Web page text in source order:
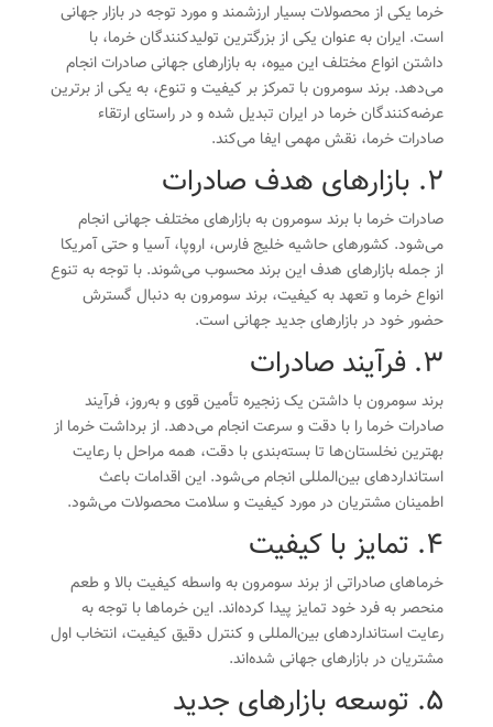
خرما یکی از محصولات بسیار ارزشمند و مورد توجه در بازار جهانی
است. ایران به عنوان یکی از بزرگترین تولیدکنندگان خرما، با
داشتن انواع مختلف این میوه، به بازارهای جهانی صادرات انجام
می‌دهد. برند سومرون با تمرکز بر کیفیت و تنوع، به یکی از برترین
عرضه‌کنندگان خرما در ایران تبدیل شده و در راستای ارتقاء
صادرات خرما، نقش مهمی ایفا می‌کند.
2. بازارهای هدف صادرات
صادرات خرما با برند سومرون به بازارهای مختلف جهانی انجام
می‌شود. کشورهای حاشیه خلیج فارس، اروپا، آسیا و حتی آمریکا
از جمله بازارهای هدف این برند محسوب می‌شوند. با توجه به تنوع
انواع خرما و تعهد به کیفیت، برند سومرون به دنبال گسترش
حضور خود در بازارهای جدید جهانی است.
3. فرآیند صادرات
برند سومرون با داشتن یک زنجیره تأمین قوی و به‌روز، فرآیند
صادرات خرما را با دقت و سرعت انجام می‌دهد. از برداشت خرما از
بهترین نخلستان‌ها تا بسته‌بندی با دقت، همه مراحل با رعایت
استانداردهای بین‌المللی انجام می‌شود. این اقدامات باعث
اطمینان مشتریان در مورد کیفیت و سلامت محصولات می‌شود.
4. تمایز با کیفیت
خرماهای صادراتی از برند سومرون به واسطه کیفیت بالا و طعم
منحصر به فرد خود تمایز پیدا کرده‌اند. این خرماها با توجه به
رعایت استانداردهای بین‌المللی و کنترل دقیق کیفیت، انتخاب اول
مشتریان در بازارهای جهانی شده‌اند.
5. توسعه بازارهای جدید